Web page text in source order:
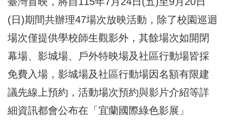
(日)期間共辦理47場次放映活動，除了校園巡迴
場次僅提供學校師生觀影外，其餘場次如開閉
幕場、影城場、戶外特映場及社區行動場皆採
免費入場，影城場及社區行動場因名額有限建
議先線上預約，活動場次預約與影片介紹等詳
細資訊都會公布在「宜蘭國際綠色影展」